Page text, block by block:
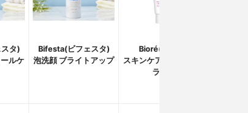
タ)
ルケ
Bifesta(ビフェスタ)
泡洗顔 ブライトアップ
Bioré(ビオレ)
スキンケア洗顔料 スク
ラブin